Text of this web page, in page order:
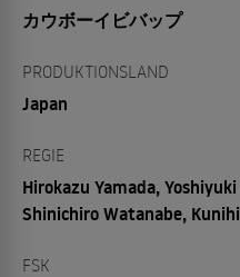
カウボーイビバップ
PRODUKTIONSLAND
Japan
REGIE
Hirokazu Yamada,
Shinichiro Watanabe,
FSK